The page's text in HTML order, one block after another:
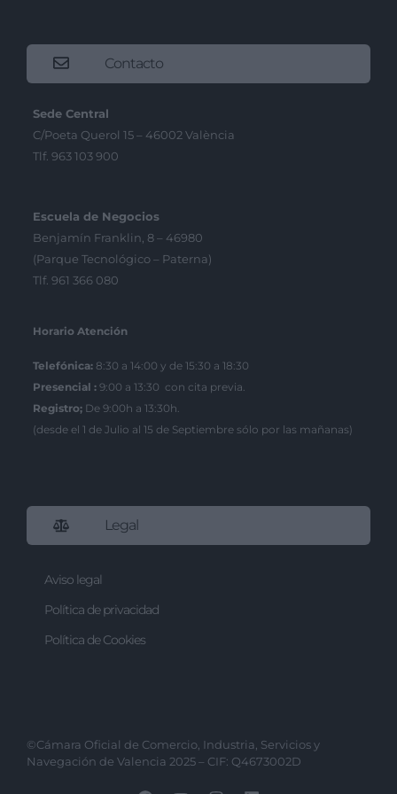
Contacto
Sede Central
C/Poeta Querol 15 – 46002 València
Tlf. 963 103 900
Escuela de Negocios
Benjamín Franklin, 8 – 46980
(Parque Tecnológico – Paterna)
Tlf. 961 366 080
Horario Atención
Telefónica: 8:30 a 14:00 y de 15:30 a 18:30
Presencial : 9:00 a 13:30 con cita previa.
Registro; De 9:00h a 13:30h.
(desde el 1 de Julio al 15 de Septiembre sólo por las mañanas)
Legal
Aviso legal
Política de privacidad
Política de Cookies
©Cámara Oficial de Comercio, Industria, Servicios y
Navegación de Valencia 2025 – CIF: Q4673002D